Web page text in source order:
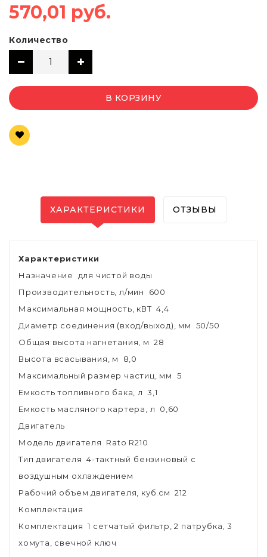
570,01 руб.
Количество
В КОРЗИНУ
ХАРАКТЕРИСТИКИ ОТЗЫВЫ
Характеристики
Назначение для чистой воды
Производительность, л/мин 600
Максимальная мощность, кВТ 4,4
Диаметр соединения (вход/выход), мм 50/50
Общая высота нагнетания, м 28
Высота всасывания, м 8,0
Максимальный размер частиц, мм 5
Емкость топливного бака, л 3,1
Емкость масляного картера, л 0,60
Двигатель
Модель двигателя Rato R210
Тип двигателя 4-тактный бензиновый с
воздушным охлаждением
Рабочий объем двигателя, куб.см 212
Комплектация
Комплектация 1 сетчатый фильтр, 2 патрубка, 3
хомута, свечной ключ